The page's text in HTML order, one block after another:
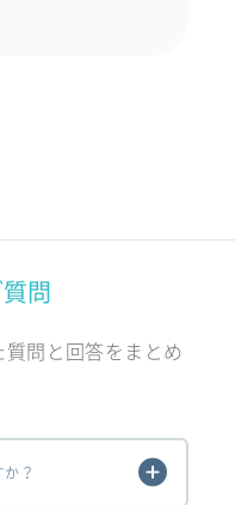
問
質問と回答をまとめ
？